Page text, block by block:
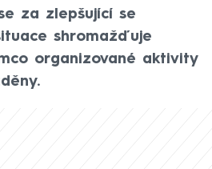
za zlepšující se
shromažďuje
organizované aktivity